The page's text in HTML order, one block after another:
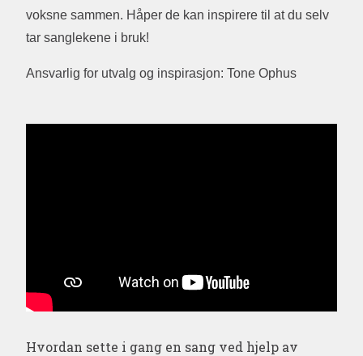
voksne sammen. Håper de kan inspirere til at du selv
tar sanglekene i bruk!
Ansvarlig for utvalg og inspirasjon: Tone Ophus
Hvordan sette i gang en sang ved hjelp av